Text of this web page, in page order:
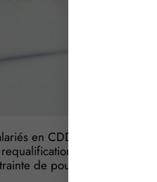
en CDD pour
de leur contrat
de poursuivre